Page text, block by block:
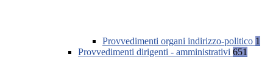
Provvedimenti organi indirizzo-politico 1
Provvedimenti dirigenti - amministrativi 651